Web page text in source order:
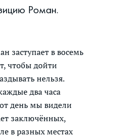
Роман.
заступает в восемь
чтобы дойти
нельзя.
два часа
день мы видели
заключённых,
в разных местах